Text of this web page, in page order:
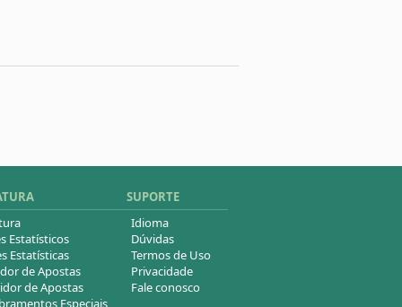
Estatísticos
Estatísticas
de Apostas
de Apostas
Especiais
SUPORTE
Idioma
Dúvidas
Termos de Uso
Privacidade
Fale conosco